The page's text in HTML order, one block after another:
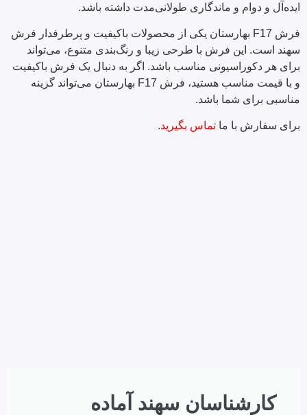
ایده‌آل و دوام و ماندگاری طولانی‌مدت داشته باشد.
فرش F17 بهارستان یکی از محصولات باکیفیت و پرطرفدار فرش
سهند است. این فرش با طرحی زیبا و رنگ‌بندی متنوع، می‌تواند
برای هر دکوراسیونی مناسب باشد. اگر به دنبال یک فرش باکیفیت
و با قیمت مناسب هستید، فرش F17 بهارستان می‌تواند گزینه
مناسبی برای شما باشد.
برای سفارش با ما تماس بگیرید.
کارشناسان سهند آماده